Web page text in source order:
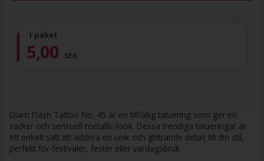
1 paket
5,00 SEK
Glam Flash Tattoo No. 45 är en tillfällig tatuering som ger en
vacker och sensuell metallic-look. Dessa trendiga tatueringar är
ett enkelt sätt att addera en unik och glittrande detalj till din stil,
perfekt för festivaler, fester eller vardagsbruk.